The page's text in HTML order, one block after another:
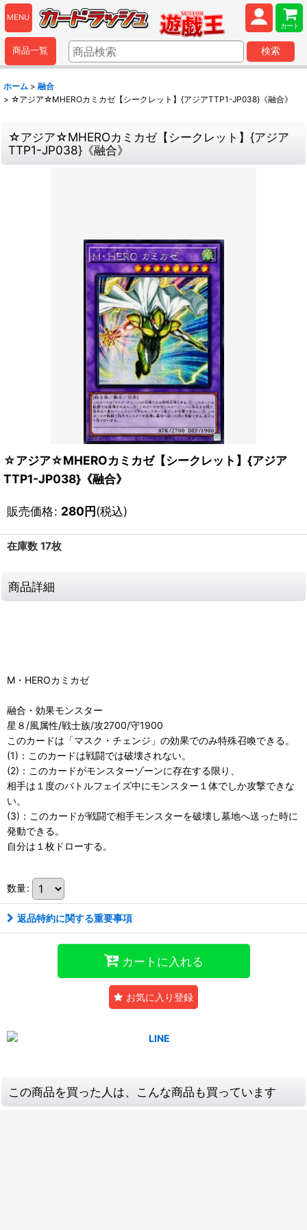
MENU
カート
商品一覧 検索
ホーム > 融合
> ☆アジア☆MHEROカミカゼ【シークレット】{アジアTTP1-JP038}《融合》
☆アジア☆MHEROカミカゼ【シークレット】{アジア
TTP1-JP038}《融合》
☆アジア☆MHEROカミカゼ【シークレット】{アジア
TTP1-JP038}《融合》
販売価格: 280円(税込)
在庫数 17枚
商品詳細
M・HEROカミカゼ
融合・効果モンスター
星８/風属性/戦士族/攻2700/守1900
このカードは「マスク・チェンジ」の効果でのみ特殊召喚できる。
(1)：このカードは戦闘では破壊されない。
(2)：このカードがモンスターゾーンに存在する限り、
相手は１度のバトルフェイズ中にモンスター１体でしか攻撃できな
い。
(3)：このカードが戦闘で相手モンスターを破壊し墓地へ送った時に
発動できる。
自分は１枚ドローする。
数量:
返品特約に関する重要事項
カートに入れる
お気に入り登録
この商品を買った人は、こんな商品も買っています